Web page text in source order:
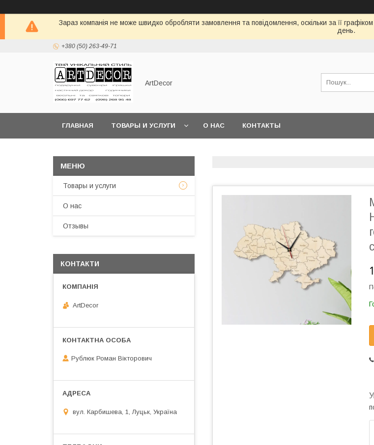
Зараз компанія не може швидко обробляти замовлення та повідомлення, оскільки за її
день.
+380 (50) 263-49-71
ArtDecor
ГЛАВНАЯ ТОВАРЫ И УСЛУГИ О НАС КОНТАКТЫ
Товары и услуги
О нас
Отзывы
КОНТАКТИ
ArtDecor
Рублюк Роман Вікторович
вул. Карбишева, 1, Луцьк, Україна